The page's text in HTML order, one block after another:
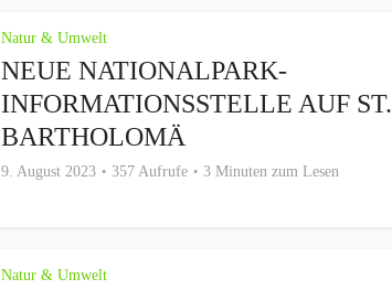
Natur & Umwelt
NEUE NATIONALPARK-
INFORMATIONSSTELLE AUF ST.
BARTHOLOMÄ
9. August 2023 357 Aufrufe 3 Minuten zum Lesen
Natur & Umwelt